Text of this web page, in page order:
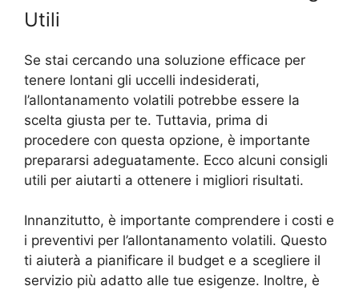
Utili
Se stai cercando una soluzione efficace per
tenere lontani gli uccelli indesiderati,
l’allontanamento volatili potrebbe essere la
scelta giusta per te. Tuttavia, prima di
procedere con questa opzione, è importante
prepararsi adeguatamente. Ecco alcuni consigli
utili per aiutarti a ottenere i migliori risultati.
Innanzitutto, è importante comprendere i costi e
i preventivi per l’allontanamento volatili. Questo
ti aiuterà a pianificare il budget e a scegliere il
servizio più adatto alle tue esigenze. Inoltre, è